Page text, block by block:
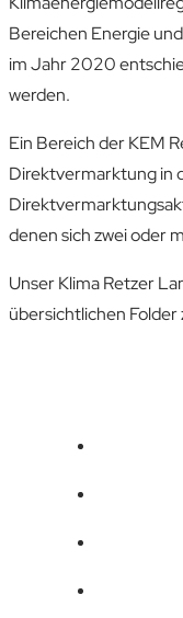
Bereichen Energie
im Jahr 2020
werden.
Ein Bereich der KEM
Direktvermarktung in
denen sich zwei oder
Unser Klima Retzer
übersichtlichen